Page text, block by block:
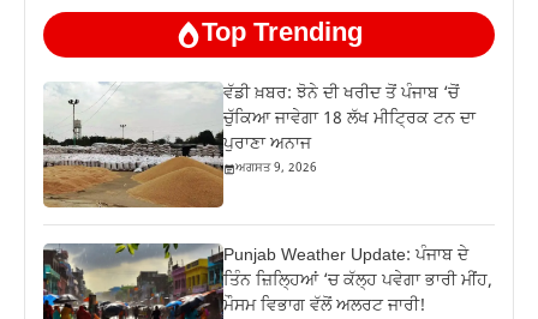
Top Trending
ਵੱਡੀ ਖ਼ਬਰ: ਝੋਨੇ ਦੀ ਖਰੀਦ ਤੋਂ ਪੰਜਾਬ ‘ਚੋਂ
ਚੁੱਕਿਆ ਜਾਵੇਗਾ 18 ਲੱਖ ਮੀਟ੍ਰਿਕ ਟਨ ਦਾ
ਪੁਰਾਣਾ ਅਨਾਜ
ਅਗਸਤ 9, 2026
Punjab Weather Update: ਪੰਜਾਬ ਦੇ
ਤਿੰਨ ਜ਼‍ਿਲ੍ਹਿਆਂ ‘ਚ ਕੱਲ੍ਹ ਪਵੇਗਾ ਭਾਰੀ ਮੀਂਹ,
ਮੌਸਮ ਵਿਭਾਗ ਵੱਲੋਂ ਅਲਰਟ ਜਾਰੀ!